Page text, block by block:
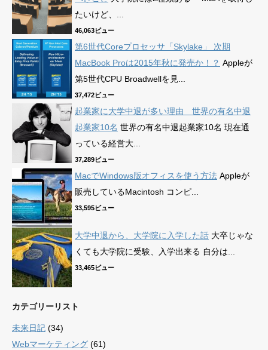
たいけど、...
46,063ビュー
第6世代Coreプロセッサ「Skylake」 次期
MacBook Proは2015年秋に発売か！？ Appleが
第5世代CPU Broadwellを見...
37,472ビュー
起業家に大学中退が多い理由 世界の有名中退
起業家10名 世界の有名中退起業家10名 現在通
っている経営大...
37,289ビュー
MacでWindows版オフィスを使う方法 Appleが
販売しているMacintosh コンピ...
33,595ビュー
大学中退から、大学院に入学した話 大卒じゃな
くても大学院に受験、入学出来る 自分は...
33,465ビュー
カテゴリーリスト
未来日記 (34)
Webマーケティング (61)